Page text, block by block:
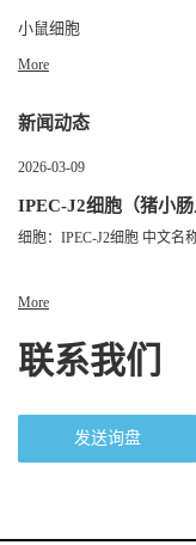
小鼠细胞
More
新闻动态
2026-03-09
IPEC-J2细胞（猪小肠
细胞：IPEC-J2细胞 中文名
More
联系我们
发送询盘